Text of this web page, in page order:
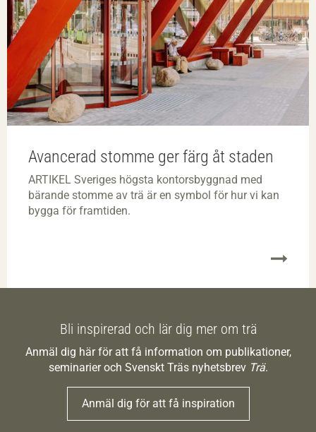
Avancerad stomme ger färg åt staden
ARTIKEL Sveriges högsta kontorsbyggnad med
bärande stomme av trä är en symbol för hur vi kan
bygga för framtiden.
Bli inspirerad och lär dig mer om trä
Anmäl dig här för att få information om publikationer,
seminarier och Svenskt Träs nyhetsbrev Trä.
Anmäl dig för att få inspiration